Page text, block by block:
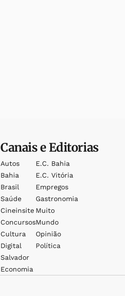
Canais e Editorias
Autos
Bahia
Brasil
Saúde
Cineinsite
Concursos
Cultura
Digital
Salvador
Economia
E.c. Bahia
E.c. Vitória
Empregos
Gastronomia
Muito
Mundo
Opinião
Política